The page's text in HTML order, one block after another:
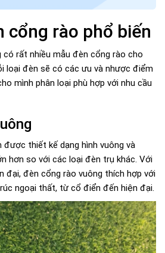
cổng rào phổ biến
rất nhiều mẫu đèn cổng rào cho
loại đèn sẽ có các ưu và nhược điểm
mình phân loại phù hợp với nhu cầu
thiết kế dạng hình vuông và
hơn so với các loại đèn trụ khác. Với
đại, đèn cổng rào vuông thích hợp với
ngoại thất, từ cổ điển đến hiện đại.